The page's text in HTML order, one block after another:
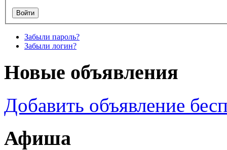
Забыли пароль?
Забыли логин?
Новые объявления
Добавить объявление
Афиша